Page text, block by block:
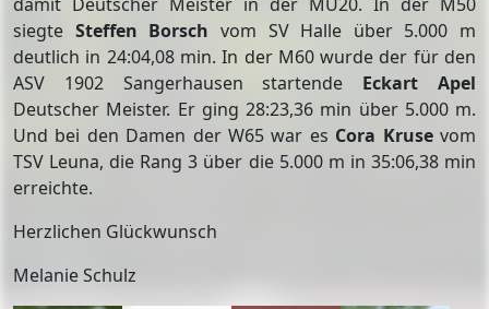
siegte Steffen Borsch vom SV Halle über 5.000 m
deutlich in 24:04,08 min. In der M60 wurde der für den
ASV 1902 Sangerhausen startende Eckart
Apel
Deutscher Meister. Er ging 28:23,36 min über 5.000 m.
Und bei den Damen der W65 war es Cora Krusevom
TSV Leuna, die Rang 3 über die 5.000 m in 35:06,38 min
erreichte.
Herzlichen Glückwunsch
Melanie Schulz